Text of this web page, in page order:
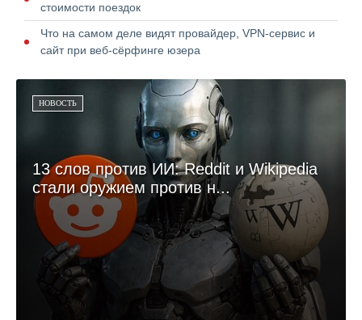
стоимости поездок
Что на самом деле видят провайдер, VPN-сервис и
сайт при веб-сёрфинге юзера
НОВОСТЬ
13 слов против ИИ: Reddit и Wikipedia
стали оружием против н...